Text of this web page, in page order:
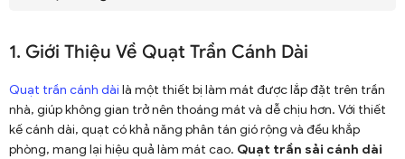
1. Giới Thiệu Về Quạt Trần Cánh Dài
Quạt trần cánh dài là một thiết bị làm mát được lắp đặt trên trần
nhà, giúp không gian trở nên thoáng mát và dễ chịu hơn. Với thiết
kế cánh dài, quạt có khả năng phân tán gió rộng và đều khắp
phòng, mang lại hiệu quả làm mát cao. Quạt trần sải cánh dài